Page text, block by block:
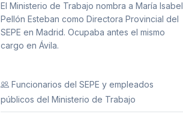
El Ministerio de Trabajo nombra a María Isabel
Pellón Esteban como Directora Provincial del
SEPE en Madrid. Ocupaba antes el mismo
cargo en Ávila.
Funcionarios del SEPE y empleados
públicos del Ministerio de Trabajo